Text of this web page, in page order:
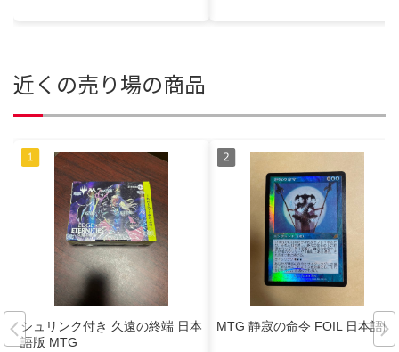
近くの売り場の商品
シュリンク付き 久遠の終端 日本
語版 MTG
MTG 静寂の命令 FOIL 日本語版